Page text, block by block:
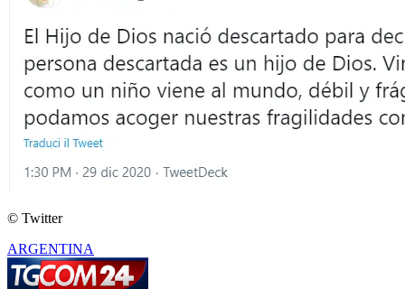
© Twitter
ARGENTINA